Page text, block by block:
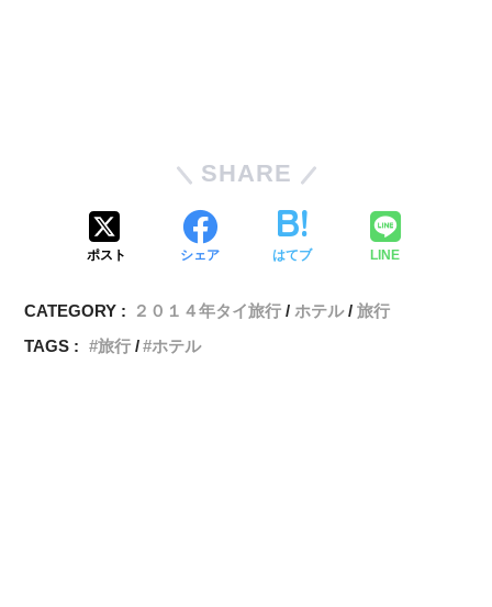
SHARE
ポスト シェア はてブ LINE
CATEGORY : ２０１４年タイ旅行 ホテル
旅行
TAGS :
旅行 ホテル